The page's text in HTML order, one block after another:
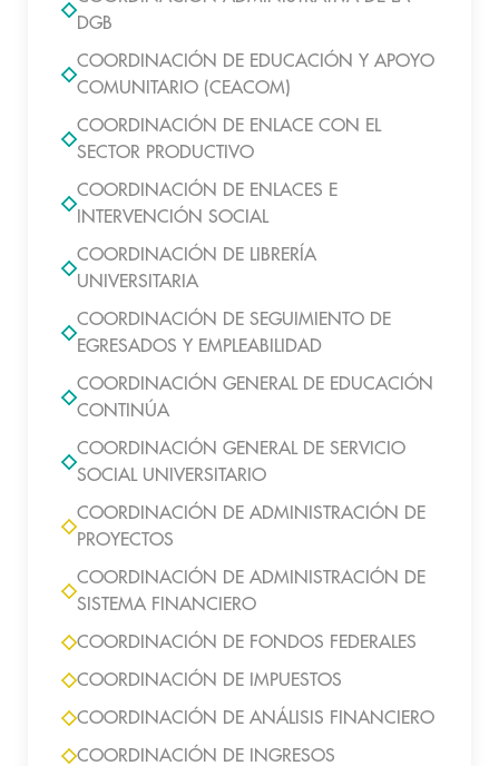
DGB
COORDINACIÓN DE EDUCACIÓN Y APOYO
COMUNITARIO (CEACOM)
COORDINACIÓN DE ENLACE CON EL
SECTOR PRODUCTIVO
COORDINACIÓN DE ENLACES E
INTERVENCIÓN SOCIAL
COORDINACIÓN DE LIBRERÍA
UNIVERSITARIA
COORDINACIÓN DE SEGUIMIENTO DE
EGRESADOS Y EMPLEABILIDAD
COORDINACIÓN GENERAL DE EDUCACIÓN
CONTINÚA
COORDINACIÓN GENERAL DE SERVICIO
SOCIAL UNIVERSITARIO
COORDINACIÓN DE ADMINISTRACIÓN DE
PROYECTOS
COORDINACIÓN DE ADMINISTRACIÓN DE
SISTEMA FINANCIERO
COORDINACIÓN DE FONDOS FEDERALES
COORDINACIÓN DE IMPUESTOS
COORDINACIÓN DE ANÁLISIS FINANCIERO
COORDINACIÓN DE INGRESOS